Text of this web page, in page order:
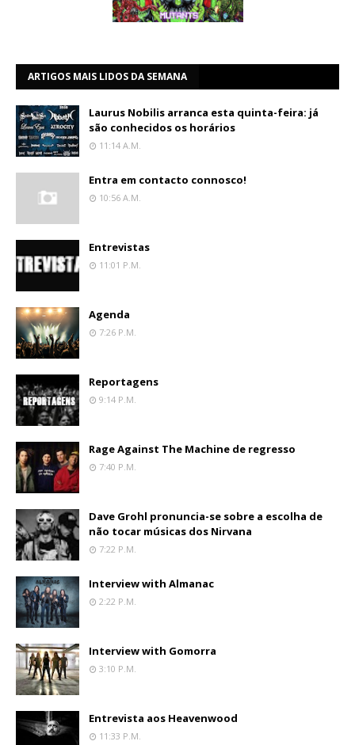
ARTIGOS MAIS LIDOS DA SEMANA
Laurus Nobilis arranca esta quinta-feira: já
são conhecidos os horários
11:14 A.m.
Entra em contacto connosco!
10:56 A.m.
Entrevistas
11:01 P.m.
Agenda
7:26 P.m.
Reportagens
9:14 P.m.
Rage Against The Machine de regresso
7:40 P.m.
Dave Grohl pronuncia-se sobre a escolha de
não tocar músicas dos Nirvana
7:22 P.m.
Interview with Almanac
2:22 P.m.
Interview with Gomorra
3:10 P.m.
Entrevista aos Heavenwood
11:33 P.m.